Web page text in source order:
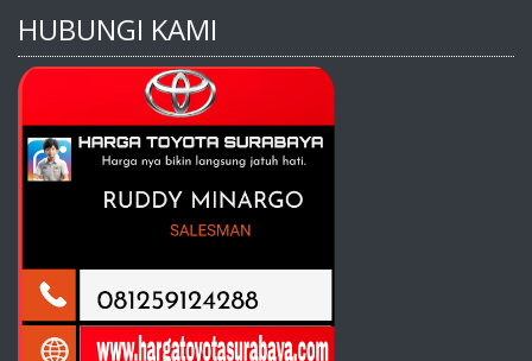
HUBUNGI KAMI